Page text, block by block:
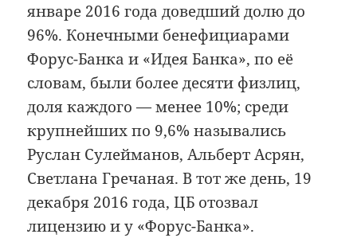
январе 2016 года доведший долю до
96%. Конечными бенефициарами
Форус-Банка и «Идея Банка», по её
словам, были более десяти физлиц,
доля каждого — менее 10%; среди
крупнейших по 9,6% назывались
Руслан Сулейманов, Альберт Асрян,
Светлана Гречаная. В тот же день, 19
декабря 2016 года, ЦБ отозвал
лицензию и у «Форус-Банка».